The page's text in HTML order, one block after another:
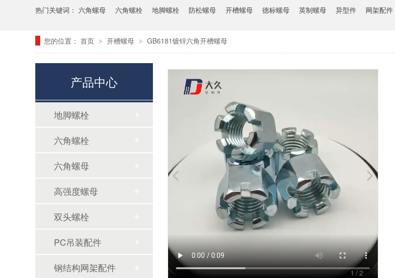
热门关键词： 六角螺母 六角螺栓 地脚螺栓 防松螺母 开槽螺母 德标螺母 英制螺母 异型件 网架配件
您的位置： 首页 > 开槽螺母 > GB6181镀锌六角开槽螺母
1 /2
产品中心
地脚螺栓
六角螺栓
六角螺母
高强度螺母
双头螺栓
PC吊装配件
钢结构网架配件
锁紧螺栓扭矩标准